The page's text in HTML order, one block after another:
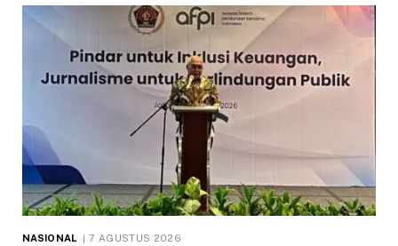
NASIONAL 7 AGUSTUS 2026